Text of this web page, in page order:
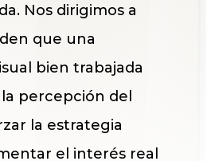
Nos dirigimos a
que una
bien trabajada
percepción del
la estrategia
el interés real